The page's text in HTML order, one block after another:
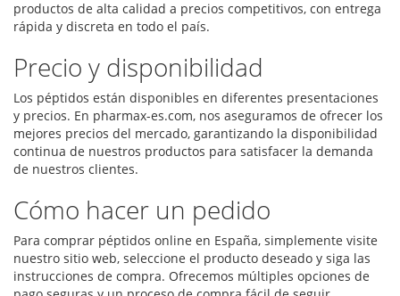
productos de alta calidad a precios competitivos, con entrega
rápida y discreta en todo el país.
Precio y disponibilidad
Los péptidos están disponibles en diferentes presentaciones
y precios. En pharmax-es.com, nos aseguramos de ofrecer los
mejores precios del mercado, garantizando la disponibilidad
continua de nuestros productos para satisfacer la demanda
de nuestros clientes.
Cómo hacer un pedido
Para comprar péptidos online en España, simplemente visite
nuestro sitio web, seleccione el producto deseado y siga las
instrucciones de compra. Ofrecemos múltiples opciones de